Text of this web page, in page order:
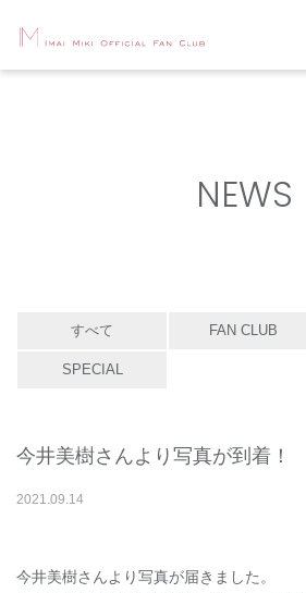
NEWS
すべて FAN CLUB
SPECIAL
今井美樹さんより写真が到着！
2021.09.14
今井美樹さんより写真が届きました。